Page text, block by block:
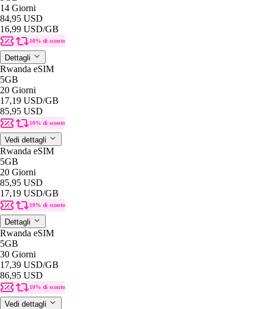
14 Giorni
84,95 USD
16,99 USD/GB
10% di sconto
Dettagli
Rwanda eSIM
5GB
20 Giorni
17,19 USD/GB
85,95 USD
10% di sconto
Vedi dettagli
Rwanda eSIM
5GB
20 Giorni
85,95 USD
17,19 USD/GB
10% di sconto
Dettagli
Rwanda eSIM
5GB
30 Giorni
17,39 USD/GB
86,95 USD
10% di sconto
Vedi dettagli